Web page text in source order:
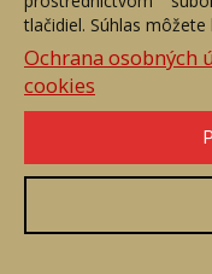
Hlavná stránka
DARTE AUKČNÁ
Akékoľvek používanie
podmienené
tlačidiel. Súhlas
Ochrana osobných
cookies